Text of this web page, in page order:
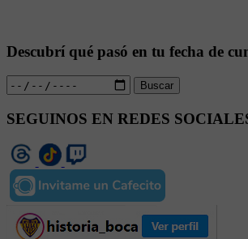
Descubrí qué pasó en tu fecha de
Buscar
SEGUINOS EN REDES